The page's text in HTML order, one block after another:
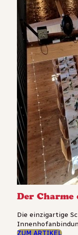
Der Charme
Die einzigartige